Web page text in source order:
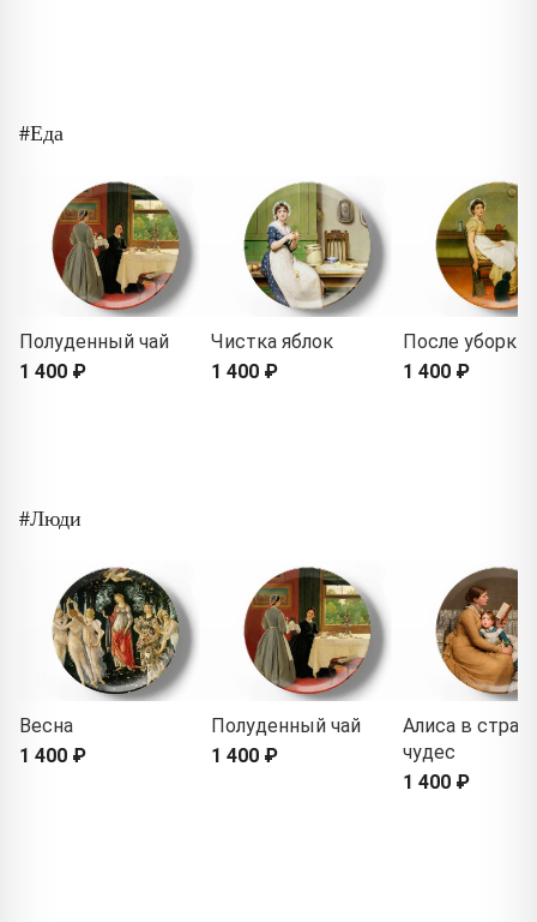
#Еда
Полуденный чай
1 400 ₽
Чистка яблок
1 400 ₽
После уборки
1 400 ₽
#Люди
Весна
1 400 ₽
Полуденный чай
1 400 ₽
Алиса в
чудес
1 400 ₽